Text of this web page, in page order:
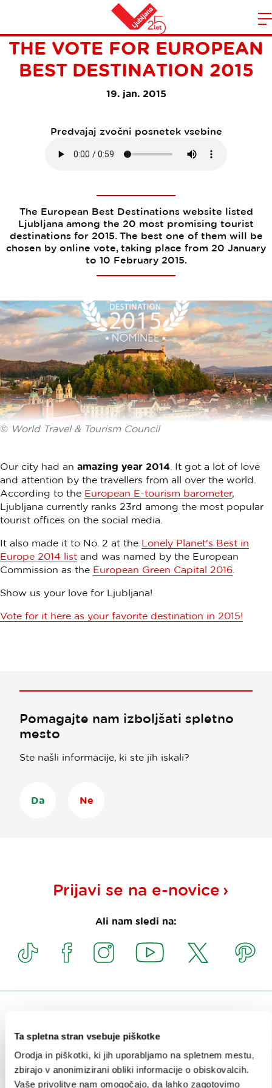
Ta spletna stran vsebuje piškotke
Orodja in piškotki, ki jih uporabljamo na spletnem mestu,
zbirajo v anonimizirani obliki informacije o obiskovalcih.
Vaše privolitve nam omogočajo, da lahko zagotovimo
Domov
LJUBLJANA NOMINATED IN
THE VOTE FOR EUROPEAN
BEST DESTINATION 2015
19. jan. 2015
Predvajaj zvočni posnetek vsebine
The European Best Destinations website listed
Ljubljana among the 20 most promising tourist
destinations for 2015. The best one of them will be
chosen by online vote, taking place from 20 January
to 10 February 2015.
© World Travel & Tourism Council
Our city had an amazing year 2014 . It got a lot of love
and attention by the travellers from all over the world.
According to the European E-tourism barometer,
Ljubljana currently ranks 23rd among the most popular
tourist offices on the social media.
It also made it to No. 2 at the Lonely Planet's Best in
Europe 2014 list and was named by the European
Commission as the European Green Capital 2016
Show us your love for Ljubljana!
Vote for it here as your favorite destination in 2015!
Pomagajte nam izboljšati spletno
mesto
Ste našli informacije, ki ste jih iskali?
Da Ne
Prijavi se na e-novice
Ali nam sledi na:
OGLEDI IN IZLETI
ZNAMENITOSTI IN AKTIVNOSTI